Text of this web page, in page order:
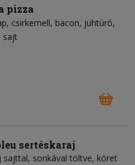
pizza
csirkemell bacon juhtúró
sajt
sertéskaraj
sajttal, sonkával töltve, köret